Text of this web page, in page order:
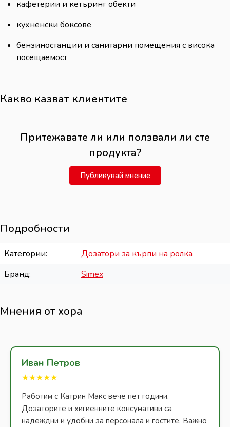
кафетерии и кетъринг обекти
кухненски боксове
бензиностанции и санитарни помещения с висока
посещаемост
Какво казват клиентите
Притежавате ли или ползвали ли сте
продукта?
Публикувай мнение
Подробности
Категории
Дозатори за кърпи на ролка
Бранд
Simex
Мнения от хора
Иван Петров
★★★★★
Работим с Катрин Макс вече пет години.
Дозаторите и хигиенните консумативи са
надеждни и удобни за персонала и гостите. Важно